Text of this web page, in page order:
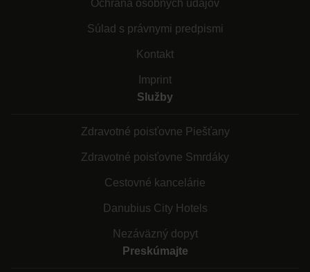
Ochrana osobných údajov
Súlad s právnymi predpismi
Kontakt
Imprint
Služby
Zdravotné poisťovne Piešťany
Zdravotné poisťovne Smrdáky
Cestovné kancelárie
Danubius City Hotels
Nezáväzný dopyt
Preskúmajte